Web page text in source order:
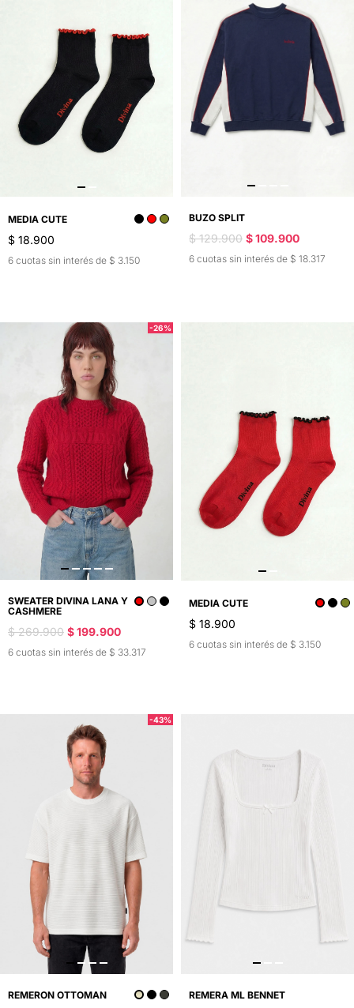
MEDIA CUTE
$ 18.900
6 cuotas sin interés de $ 3.150
BUZO SPLIT
$ 129.900 $ 109.900
6 cuotas sin interés de $ 18.317
-26%
SWEATER DIVINA LANA Y
CASHMERE
$ 269.900 $ 199.900
6 cuotas sin interés de $ 33.317
MEDIA CUTE
$ 18.900
6 cuotas sin interés de $ 3.150
-43%
REMERON OTTOMAN REMERA ML BENNET